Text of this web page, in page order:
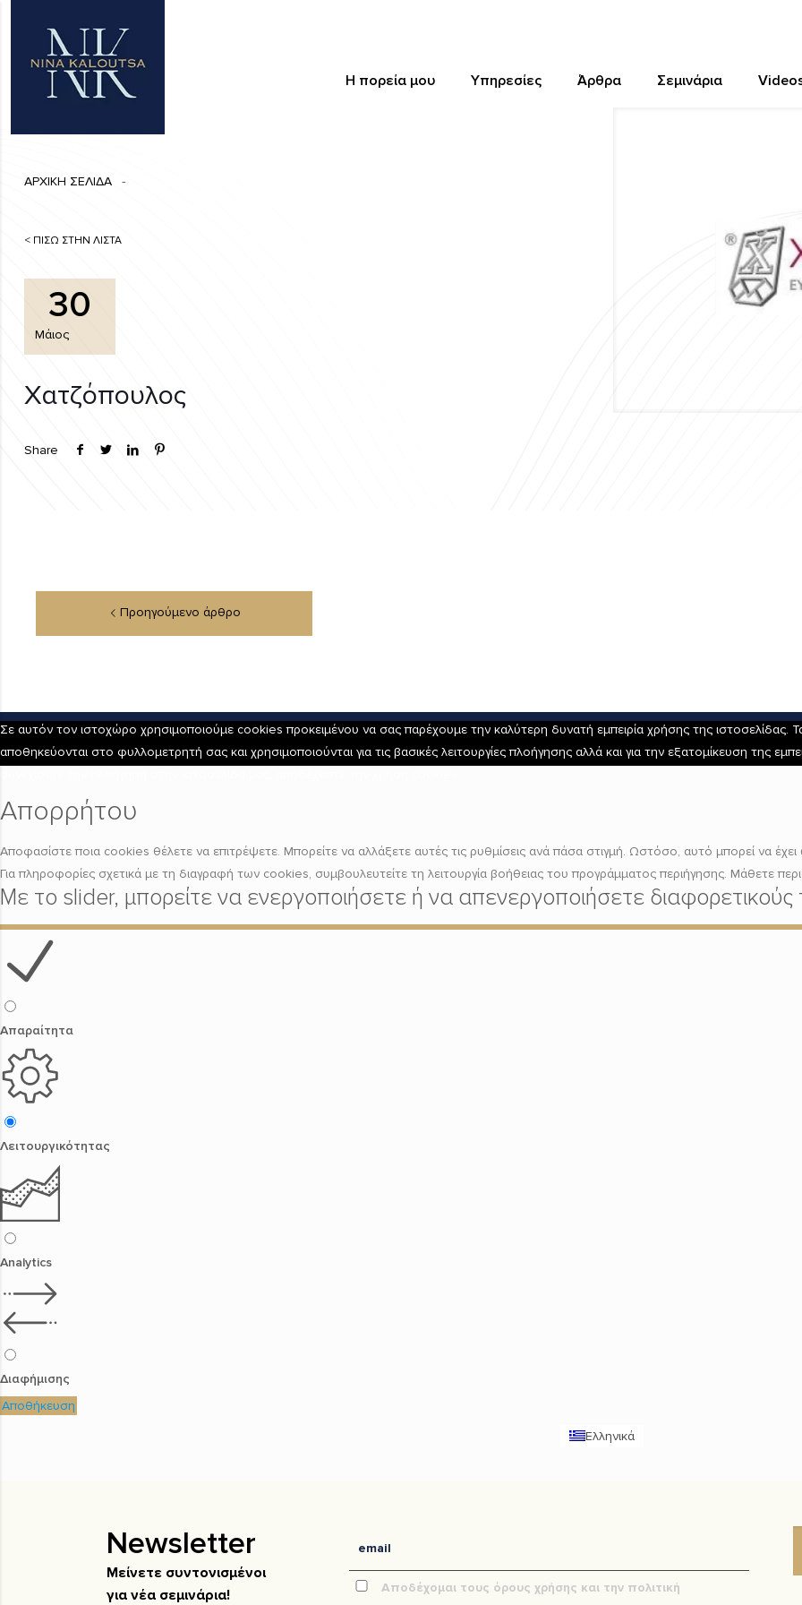
Η πορεία μου Υπηρεσίες Άρθρα Σεμινάρια
ΑΡΧΙΚΗ ΣΕΛΙΔΑ
< ΠΙΣΩ ΣΤΗΝ ΛΙΣΤΑ
30
Μάιος
Χατζόπουλος
Share
Newsletter
Μείνετε συντονισμένοι
για νέα σεμινάρια!
Αποδέχομαι τους όρους χρήσης και την πολιτική
Σε αυτόν τον ιστοχώρο χρησιμοποιούμε cookies προκειμένου να σας παρέχουμε την καλύτερη δυνατή εμπειρία χρήσης της ιστοσελίδας.
αποθηκεύονται στο φυλλομετρητή σας και χρησιμοποιούνται για τις βασικές λειτουργίες πλοήγησης αλλά και για την εξατομίκευση της
Απορρήτου
Αποφασίστε ποια cookies θέλετε να επιτρέψετε. Μπορείτε να αλλάξετε αυτές τις ρυθμίσεις ανά πάσα στιγμή. Ωστόσο, αυτό μπορεί να έχει
Για πληροφορίες σχετικά με τη διαγραφή των cookies, συμβουλευτείτε τη λειτουργία βοήθειας του προγράμματος περιήγησης. Μάθετε
Με το slider, μπορείτε να ενεργοποιήσετε ή να απενεργοποιήσετε
Απαραίτητα
Λειτουργικότητας
Analytics
Διαφήμισης
Αποθήκευση
Ελληνικά